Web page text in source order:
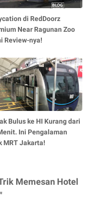
di RedDoorz
Near Ragunan Zoo
Review-nya!
Bulus ke HI Kurang dari
Ini Pengalaman
MRT Jakarta!
Memesan Hotel